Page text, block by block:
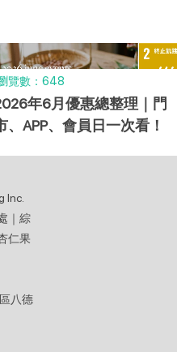
覽數：648
年6月優惠總整理｜門
、APP、會員日一次看！
Inc.
｜綜
仁果
八德